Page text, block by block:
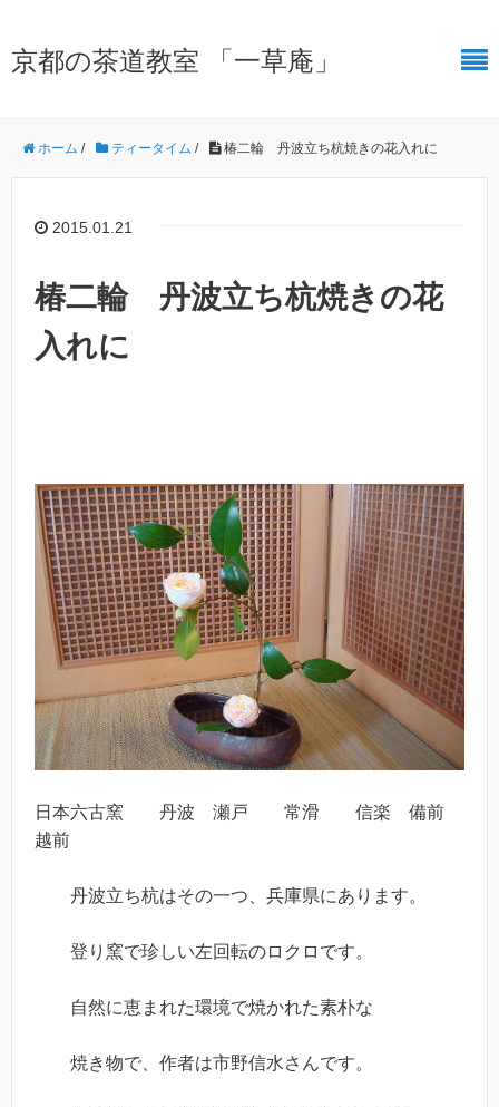
京都の茶道教室 「一草庵」
ホーム / ティータイム / 椿二輪 丹波立ち杭焼きの花入れに
2015.01.21
椿二輪 丹波立ち杭焼きの花
入れに
日本六古窯 丹波 瀬戸 常滑 信楽 備前
越前
丹波立ち杭はその一つ、兵庫県にあります。
登り窯で珍しい左回転のロクロです。
自然に恵まれた環境で焼かれた素朴な
焼き物で、作者は市野信水さんです。